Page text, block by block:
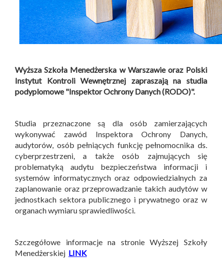
Wyższa Szkoła Menedżerska w Warszawie oraz Polski
Instytut Kontroli Wewnętrznej zapraszają na studia
podyplomowe "Inspektor Ochrony Danych (RODO)".
Studia przeznaczone są dla osób zamierzających
wykonywać zawód Inspektora Ochrony Danych,
audytorów, osób pełniących funkcję pełnomocnika ds.
cyberprzestrzeni, a także osób zajmujących się
problematyką audytu bezpieczeństwa informacji i
systemów informatycznych oraz odpowiedzialnych za
zaplanowanie oraz przeprowadzanie takich audytów w
jednostkach sektora publicznego i prywatnego oraz w
organach wymiaru sprawiedliwości.
Szczegółowe informacje na stronie Wyższej Szkoły
Menedżerskiej LINK